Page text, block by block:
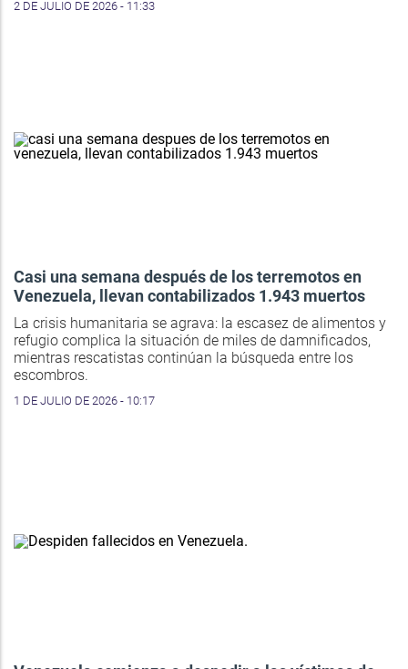
2 DE JULIO DE 2026 - 11:33
Casi una semana después de los terremotos en
Venezuela, llevan contabilizados 1.943 muertos
La crisis humanitaria se agrava: la escasez de alimentos y
refugio complica la situación de miles de damnificados,
mientras rescatistas continúan la búsqueda entre los
escombros.
1 DE JULIO DE 2026 - 10:17